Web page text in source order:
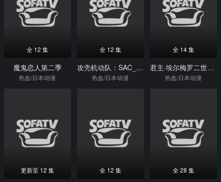
全 12 集
魔鬼恋人第二季
热血/日本动漫
全 12 集
攻壳机动队：SAC_2045
热血/日本动漫
全 14 集
君主·埃尔梅罗二世事件簿魔眼收集列车Gracenote
热血/日本动漫
更新至 12 集 全 12 集 全 28 集